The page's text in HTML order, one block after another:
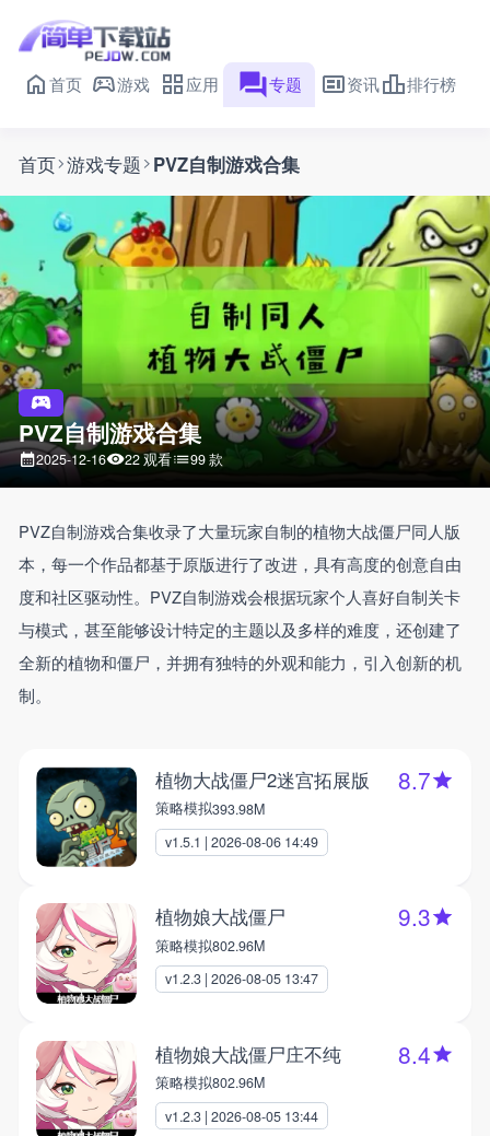
首页 游戏 应用 专题 资讯 排行榜
首页 游戏专题 PVZ自制游戏合集
PVZ自制游戏合集
2025-12-16 22 观看 99 款
PVZ自制游戏合集收录了大量玩家自制的植物大战僵尸同人版
本，每一个作品都基于原版进行了改进，具有高度的创意自由
度和社区驱动性。PVZ自制游戏会根据玩家个人喜好自制关卡
与模式，甚至能够设计特定的主题以及多样的难度，还创建了
全新的植物和僵尸，并拥有独特的外观和能力，引入创新的机
制。
植物大战僵尸2迷宫拓展版
策略模拟393.98M
v1.5.1 | 2026-08-06 14:49
8.7
植物娘大战僵尸
策略模拟802.96M
v1.2.3 | 2026-08-05 13:47
9.3
植物娘大战僵尸庄不纯
策略模拟802.96M
v1.2.3 | 2026-08-05 13:44
8.4